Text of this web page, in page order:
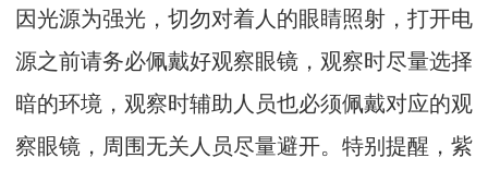
因光源为强光，切勿对着人的眼睛照射，打开电
源之前请务必佩戴好观察眼镜，观察时尽量选择
暗的环境，观察时辅助人员也必须佩戴对应的观
察眼镜，周围无关人员尽量避开。特别提醒，紫